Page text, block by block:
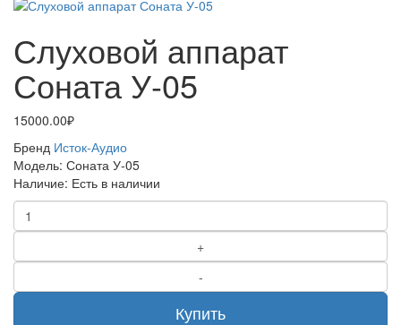
Слуховой аппарат
Соната У-05
15000.00₽
Бренд Исток-Аудио
Модель: Соната У-05
Наличие: Есть в наличии
Купить